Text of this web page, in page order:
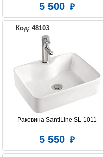
5 500
Код: 48103
Раковина SantiLine SL-1011
5 550